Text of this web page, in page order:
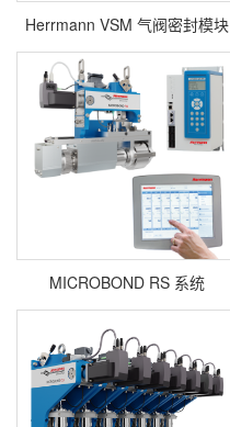
Herrmann VSM 气阀密封模块
MICROBOND RS 系统